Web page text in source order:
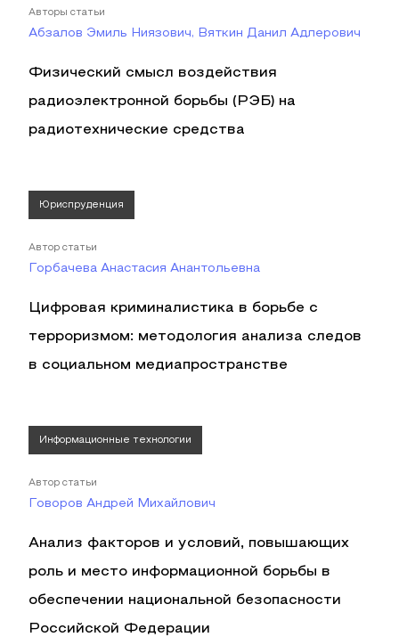
Авторы статьи
Абзалов Эмиль Ниязович, Вяткин Данил Адлерович
Физический смысл воздействия
радиоэлектронной борьбы (РЭБ) на
радиотехнические средства
Юриспруденция
Автор статьи
Горбачева Анастасия Анантольевна
Цифровая криминалистика в борьбе с
терроризмом: методология анализа следов
в социальном медиапространстве
Информационные технологии
Автор статьи
Говоров Андрей Михайлович
Анализ факторов и условий, повышающих
роль и место информационной борьбы в
обеспечении национальной безопасности
Российской Федерации